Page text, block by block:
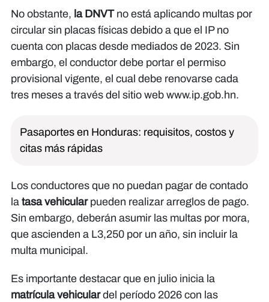
No obstante, la DNVT no está aplicando multas por
circular sin placas físicas debido a que el IP no
cuenta con placas desde mediados de 2023. Sin
embargo, el conductor debe portar el permiso
provisional vigente, el cual debe renovarse cada
tres meses a través del sitio web www.ip.gob.hn.
Pasaportes en Honduras: requisitos, costos y
citas más rápidas
Los conductores que no puedan pagar de contado
la tasa vehicularpueden realizar arreglos de pago.
Sin embargo, deberán asumir las multas por mora,
que ascienden a L3,250 por un año, sin incluir la
multa municipal.
Es importante destacar que en julio inicia la
matrícula vehiculardel período 2026 con las